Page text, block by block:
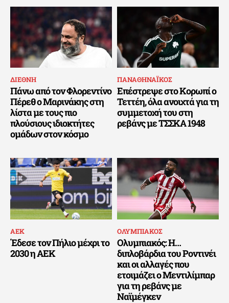
ΔΙΕΘΝΗ
Πάνω από τον Φλορεντίνο
Πέρεθ ο Μαρινάκης στη
λίστα με τους πιο
πλούσιους ιδιοκτήτες
ομάδων στον κόσμο
ΠΑΝΑΘΗΝΑΪΚΟΣ
Επέστρεψε στο Κορωπί ο
Τεττέη, όλα ανοιχτά για τη
συμμετοχή του στη
ρεβάνς με ΤΣΣΚΑ 1948
ΑΕΚ
Έδεσε τον Πήλιο μέχρι το
2030 η ΑΕΚ
ΟΛΥΜΠΙΑΚΟΣ
Ολυμπιακός: Η…
διπλοβάρδια του Ροντινέι
και οι αλλαγές που
ετοιμάζει ο Μεντιλίμπαρ
για τη ρεβάνς με
Ναϊμέγκεν